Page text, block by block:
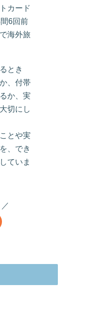
カード
6回前
海外旅
とき
、付帯
か、実
切にし
とや実
、でき
ていま